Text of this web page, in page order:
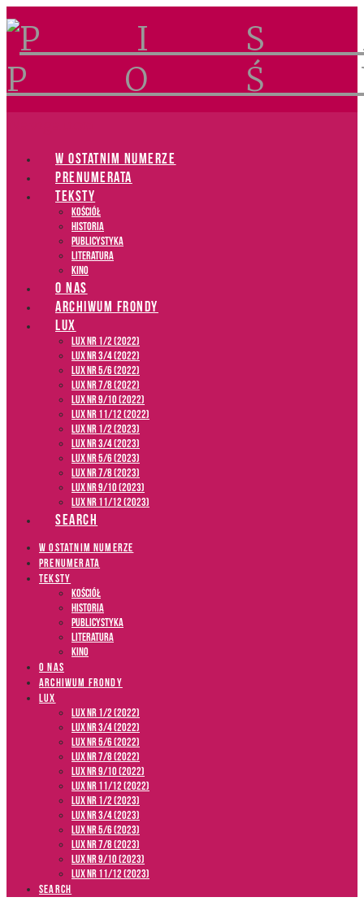
W OSTATNIM NUMERZE
PRENUMERATA
TEKSTY
Kościół
Historia
Publicystyka
Literatura
Kino
O NAS
ARCHIWUM FRONDY
LUX
LUX NR 1/2 (2022)
LUX NR 3/4 (2022)
LUX NR 5/6 (2022)
LUX NR 7/8 (2022)
LUX nr 9/10 (2022)
LUX NR 11/12 (2022)
LUX NR 1/2 (2023)
LUX NR 3/4 (2023)
LUX NR 5/6 (2023)
LUX NR 7/8 (2023)
LUX NR 9/10 (2023)
LUX NR 11/12 (2023)
SEARCH
W OSTATNIM NUMERZE
PRENUMERATA
TEKSTY
Kościół
Historia
Publicystyka
Literatura
Kino
O NAS
ARCHIWUM FRONDY
LUX
LUX NR 1/2 (2022)
LUX NR 3/4 (2022)
LUX NR 5/6 (2022)
LUX NR 7/8 (2022)
LUX nr 9/10 (2022)
LUX NR 11/12 (2022)
LUX NR 1/2 (2023)
LUX NR 3/4 (2023)
LUX NR 5/6 (2023)
LUX NR 7/8 (2023)
LUX NR 9/10 (2023)
LUX NR 11/12 (2023)
SEARCH